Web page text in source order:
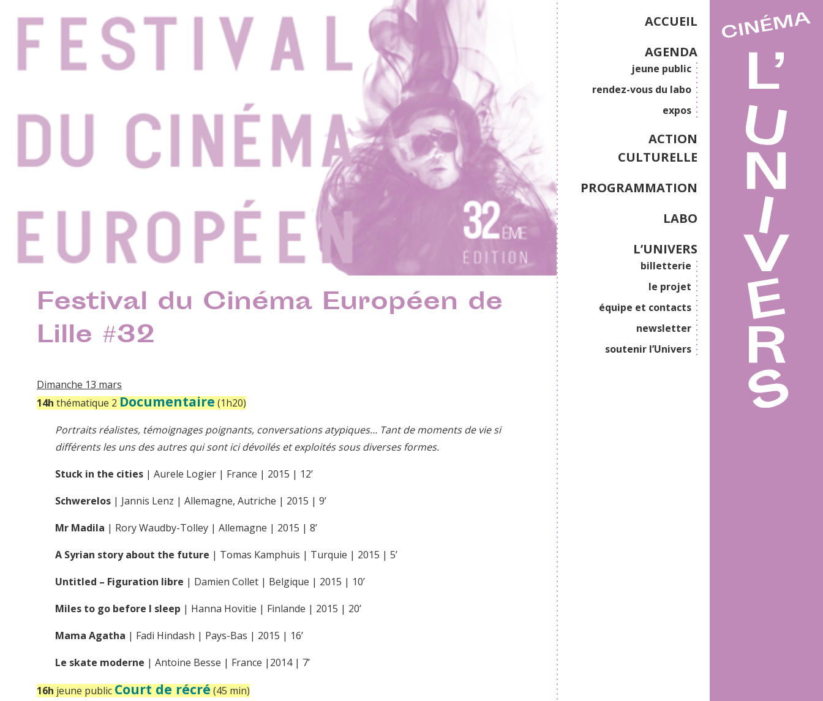
ACCUEIL
AGENDA
jeune public
rendez-vous du labo
expos
ACTION
CULTURELLE
PROGRAMMATION
LABO
L’UNIVERS
billetterie
le projet
équipe et contacts
newsletter
soutenir l’Univers
Festival du Cinéma Européen de
Lille #32
Dimanche 13 mars
14h thématique 2 Documentaire(1h20)
Portraits réalistes, témoignages poignants, conversations atypiques… Tant de moments de vie si
différents les uns des autres qui sont ici dévoilés et exploités sous diverses formes.
Stuck in the cities | Aurele Logier | France | 2015 | 12’
Schwerelos | Jannis Lenz | Allemagne, Autriche | 2015 | 9’
Mr Madila | Rory Waudby-Tolley | Allemagne | 2015 | 8’
A Syrian story about the future | Tomas Kamphuis | Turquie | 2015 | 5’
Untitled – Figuration libre | Damien Collet | Belgique | 2015 | 10’
Miles to go before I sleep | Hanna Hovitie | Finlande | 2015 | 20’
Mama Agatha | Fadi Hindash | Pays-Bas | 2015 | 16’
Le skate moderne | Antoine Besse | France |2014 | 7’
16h jeune publicCourt de récré(45 min)